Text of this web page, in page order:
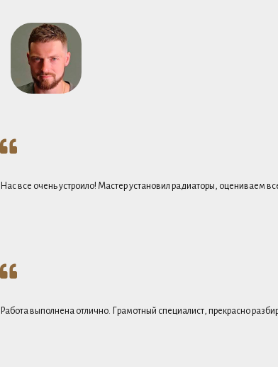
Нас все очень устроило! Мастер установил радиаторы, оцениваем
Работа выполнена отлично. Грамотный специалист, прекрасно